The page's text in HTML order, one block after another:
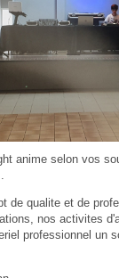
anime selon vos
de qualite et de
nos activites
professionnel un